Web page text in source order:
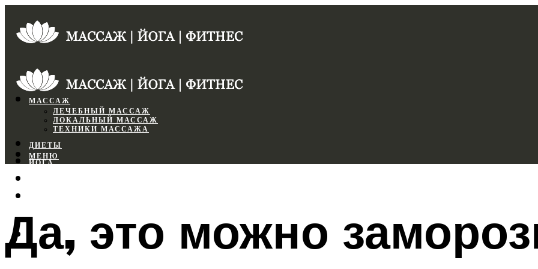
МАССАЖ
ЛЕЧЕБНЫЙ МАССАЖ
ЛОКАЛЬНЫЙ МАССАЖ
ТЕХНИКИ МАССАЖА
ДИЕТЫ
ЙОГА
МЕНЮ
МЕНЮ
Да, это можно